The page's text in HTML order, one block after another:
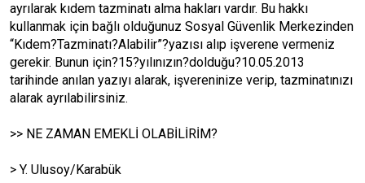
ayrılarak kıdem tazminatı alma hakları vardır. Bu hakkı
kullanmak için bağlı olduğunuz Sosyal Güvenlik Merkezinden
“Kıdem?Tazminatı?Alabilir”?yazısı alıp işverene vermeniz
gerekir. Bunun için?15?yılınızın?dolduğu?10.05.2013
tarihinde anılan yazıyı alarak, işvereninize verip, tazminatınızı
alarak ayrılabilirsiniz.
>> NE ZAMAN EMEKLİ OLABİLİRİM?
> Y. Ulusoy/Karabük